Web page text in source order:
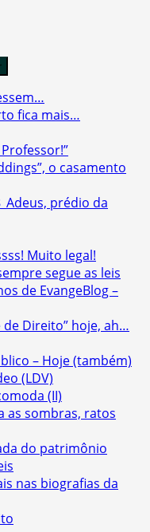
fica mais…
o casamento
Adeus, prédio da
Muito legal!
segue as leis
de EvangeBlog –
de Direito” hoje, ah…
– Hoje (também)
(LDV)
(II)
as sombras, ratos
do patrimônio
nas biografias da